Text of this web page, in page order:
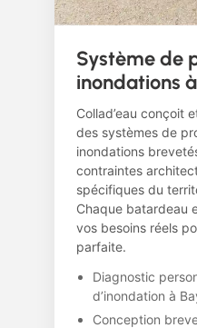
Système de
inondations
Collad’eau conçoit
des systèmes de
inondations
contraintes
spécifiques du
Chaque batardeau
vos besoins réels
parfaite.
Diagnostic
d’inondation à
Conception